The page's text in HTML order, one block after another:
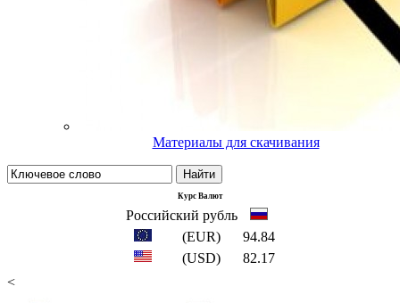
Материалы для скачивания
Найти
Курс Валют
Российский рубль
(EUR)
94.84
(USD)
82.17
<